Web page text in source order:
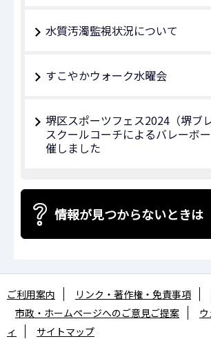
水質汚濁監視状況について
すこやかウォーク水曜会
堺区スポーツフェス2024（堺ブ
スクールコーチによるバレーボ
催しました
情報が見つからないときは
ご利用案内 リンク・著作権・免責事項
市政・ホームページへのご意見ご提案
ィ
サイトマップ